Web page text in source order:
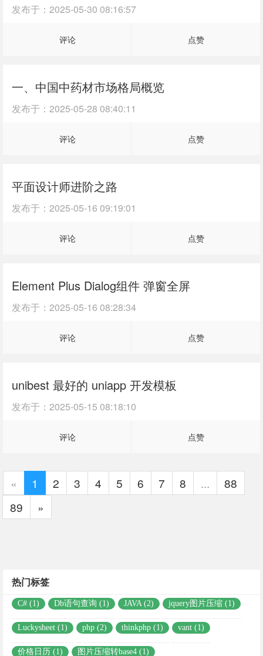
发布于： 2025-05-30 08:16:57
评论 点赞
一、中国中药材市场格局概览
发布于： 2025-05-28 08:40:11
评论 点赞
平面设计师进阶之路
发布于： 2025-05-16 09:19:01
评论 点赞
Element Plus Dialog组件 弹窗全屏
发布于： 2025-05-16 08:28:34
评论 点赞
unibest 最好的 uniapp 开发模板
发布于： 2025-05-15 08:18:10
评论 点赞
« 1 2 3 4 5 6 7 8 ...
88
89
»
热门标签
C# (1) Db语句查询 (1) JAVA (2) jquery图片压缩 (1)
Luckysheet (1) php (2) thinkphp (1) vant (1)
价格日历 (1) 图片压缩转base4 (1)